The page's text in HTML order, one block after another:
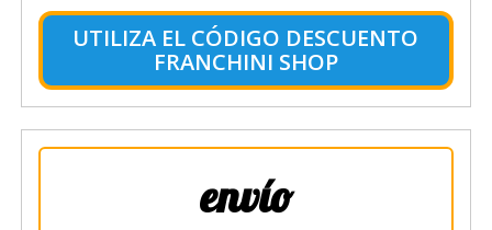
UTILIZA EL CÓDIGO DESCUENTO
FRANCHINI SHOP
envío